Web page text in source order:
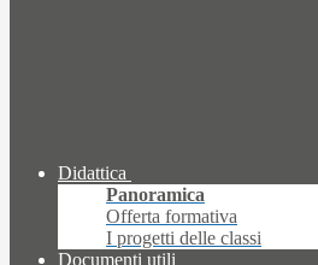
Didattica
Panoramica
Offerta formativa
I progetti delle classi
Documenti utili